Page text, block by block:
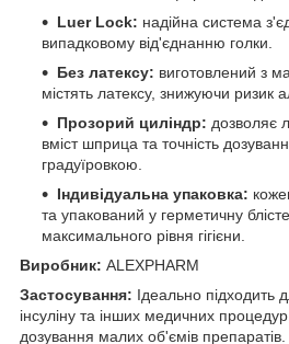
Luer Lock: надійна система
випадковому від'єднанню голки.
Без латексу: виготовлений з
містять латексу, знижуючи ризик
Прозорий циліндр: дозволяє
вміст шприца та точність
градуїровкою.
Індивідуальна упаковка:
та упакований у герметичну
максимального рівня гігієни.
Виробник: ALEXPHARM
Застосування: Ідеально підходить
інсуліну та інших медичних
дозування малих об'ємів препаратів.